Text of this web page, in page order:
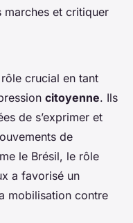
et critiquer
crucial en tant
citoyenne. Ils
de s’exprimer et
de
le Brésil, le rôle
a favorisé un
mobilisation contre